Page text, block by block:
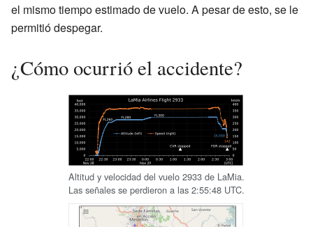
el mismo tiempo estimado de vuelo. A pesar de esto, se le
permitió despegar.
¿Cómo ocurrió el accidente?
Altitud y velocidad del vuelo 2933 de LaMia.
Las señales se perdieron a las 2:55:48 UTC.